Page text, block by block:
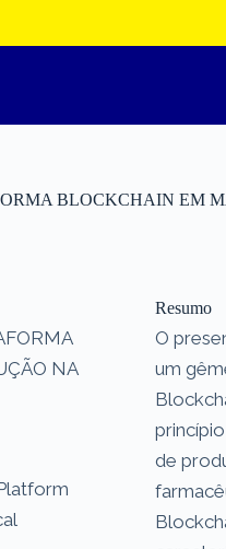
BLOCKCHAIN EM
NA
Resumo
O
um
de